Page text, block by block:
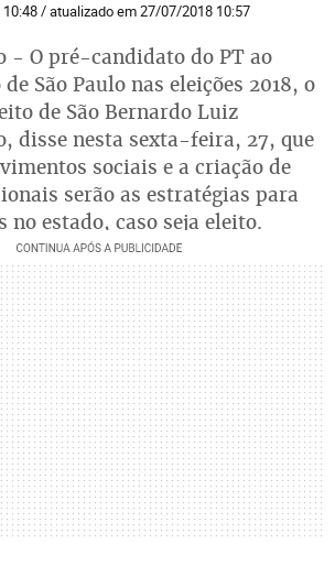
/ atualizado em 27/07/2018 10:57
- O pré-candidato do PT ao
São Paulo nas eleições 2018, o
de São Bernardo Luiz
disse nesta sexta-feira, 27, que
sociais e a criação de
serão as estratégias para
no estado, caso seja eleito.